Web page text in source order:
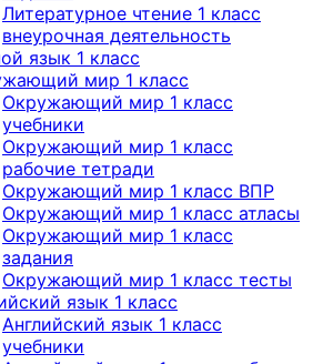
Литературное чтение 1 класс
внеурочная деятельность
язык 1 класс
мир 1 класс
Окружающий мир 1 класс
учебники
Окружающий мир 1 класс
рабочие тетради
Окружающий мир 1 класс ВПР
Окружающий мир 1 класс атласы
Окружающий мир 1 класс
задания
Окружающий мир 1 класс тесты
язык 1 класс
Английский язык 1 класс
учебники